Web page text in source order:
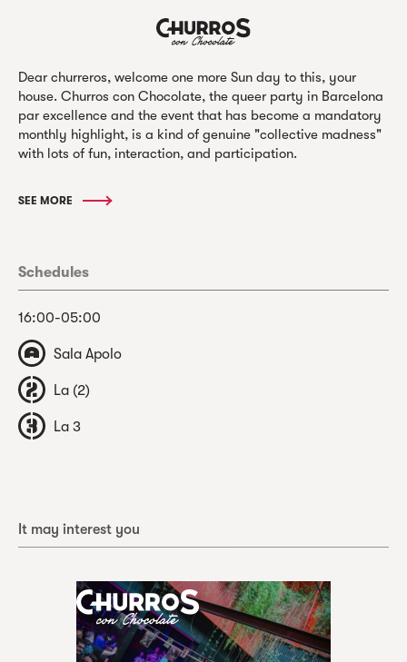
Dear churreros, welcome one more Sun day to this, your
house. Churros con Chocolate, the queer party in Barcelona
par excellence and the event that has become a mandatory
monthly highlight, is a kind of genuine "collective madness"
with lots of fun, interaction, and participation.
SEE MORE
Schedules
16:00-05:00
Sala Apolo
La (2)
La 3
It may interest you